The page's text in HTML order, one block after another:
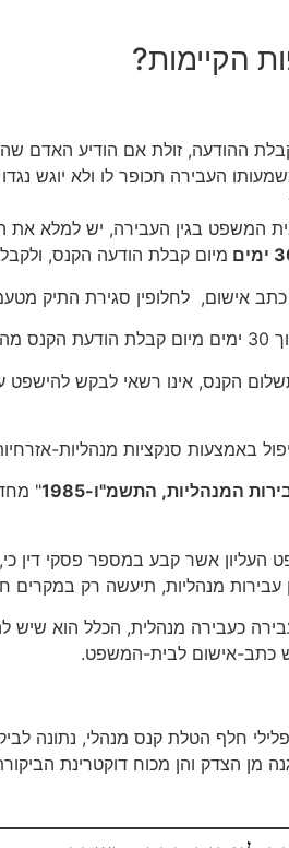
הקיימות?
ההודעה, זולת אם הודיע האדם
העבירה תכופר לו ולא יוגש
המשפט בגין העבירה, יש למלא
מיום קבלת הודעה הקנס,
אישום, לחלופין סגירת התיק
הקנס, אינו רשאי לבקש
באמצעות סנקציות מנהליות-
המנהליות, התשמ"ו-1985
"
העליון אשר קבע במספר פסקי דין
עבירות מנהליות, תיעשה רק
כעבירה מנהלית, הכלל הוא שיש
חלף הטלת קנס מנהלי, נתונה
הצדק והן מכוח דוקטרינת